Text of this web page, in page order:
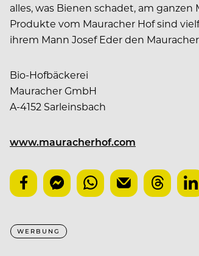
alles, was Bienen schadet, am
Produkte vom Mauracher Hof sind
ihrem Mann Josef Eder den
Bio-Hofbäckerei
Mauracher GmbH
A-4152 Sarleinsbach
www.mauracherhof.com
WERBUNG